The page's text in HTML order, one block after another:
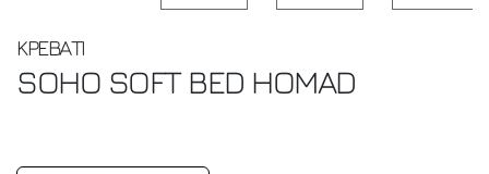
ΚΡΕΒΑΤΙ
SOHO SOFT BED HOMAD